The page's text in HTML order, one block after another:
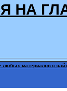
НА
материалов с